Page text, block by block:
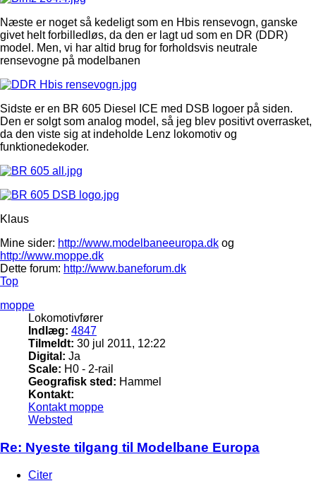
Næste er noget så kedeligt som en Hbis rensevogn, ganske
givet helt forbilledløs, da den er lagt ud som en DR (DDR)
model. Men, vi har altid brug for forholdsvis neutrale
rensevogne på modelbanen
Sidste er en BR 605 Diesel ICE med DSB logoer på siden.
Den er solgt som analog model, så jeg blev positivt overrasket,
da den viste sig at indeholde Lenz lokomotiv og
funktionedekoder.
Klaus
Mine sider: http://www.modelbaneeuropa.dk og
http://www.moppe.dk
Dette forum: http://www.baneforum.dk
Top
moppe
Lokomotivfører
Indlæg: 4847
Tilmeldt: 30 jul 2011, 12:22
Digital: Ja
Scale: H0 - 2-rail
Geografisk sted: Hammel
Kontakt:
Kontakt moppe
Websted
Re: Nyeste tilgang til Modelbane Europa
Citer